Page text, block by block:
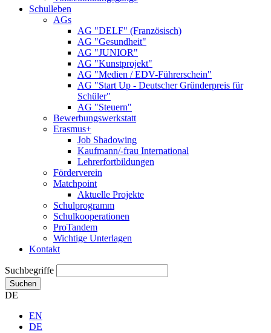
Schulleben
AGs
AG "DELF" (Französisch)
AG "Gesundheit"
AG "JUNIOR"
AG "Kunstprojekt"
AG "Medien / EDV-Führerschein"
AG "Start Up - Deutscher Gründerpreis für
Schüler"
AG "Steuern"
Bewerbungswerkstatt
Erasmus+
Job Shadowing
Kaufmann/-frau International
Lehrerfortbildungen
Förderverein
Matchpoint
Aktuelle Projekte
Schulprogramm
Schulkooperationen
ProTandem
Wichtige Unterlagen
Kontakt
Suchbegriffe
Suchen
DE
EN
DE